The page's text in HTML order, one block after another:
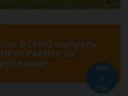
Как ВЕРНО выбрать
ПРОГРАММУ за
рубежом?
PDF
7
стр.